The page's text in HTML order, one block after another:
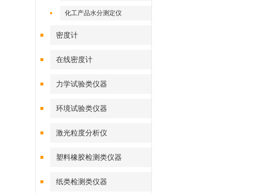
化工产品水分测定仪
密度计
在线密度计
力学试验类仪器
环境试验类仪器
激光粒度分析仪
塑料橡胶检测类仪器
纸类检测类仪器